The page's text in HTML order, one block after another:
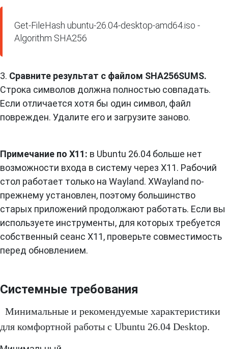
Get-FileHash ubuntu-26.04-desktop-amd64.iso -
Algorithm SHA256
3. Сравните результат с файлом SHA256SUMS.
Строка символов должна полностью совпадать.
Если отличается хотя бы один символ, файл
поврежден. Удалите его и загрузите заново.
Примечание по X11: в Ubuntu 26.04 больше нет
возможности входа в систему через X11. Рабочий
стол работает только на Wayland. XWayland по-
прежнему установлен, поэтому большинство
старых приложений продолжают работать. Если вы
используете инструменты, для которых требуется
собственный сеанс X11, проверьте совместимость
перед обновлением.
Системные требования
Минимальные и рекомендуемые характеристики
для комфортной работы с Ubuntu 26.04 Desktop.